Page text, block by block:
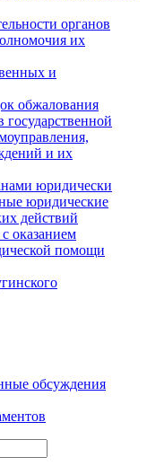
органов
их
и
обжалования
и их
юридически
юридические
действий
оказанием
помощи
обсуждения